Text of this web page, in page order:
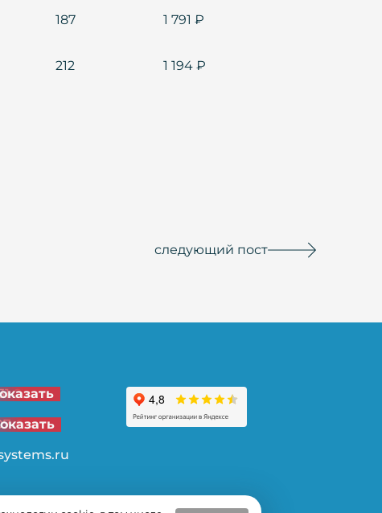
187 1 791 ₽
212 1 194 ₽
следующий пост
21-00
62-32